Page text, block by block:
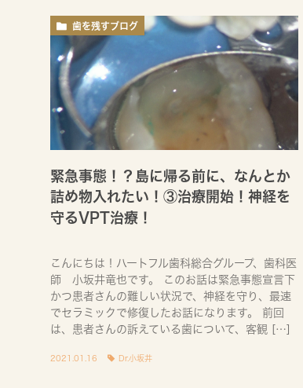
歯を残すブログ
緊急事態！？島に帰る前に、なんとか
詰め物入れたい！③治療開始！神経を
守るVPT治療！
こんにちは！ハートフル歯科総合グループ、歯科医
師 小坂井竜也です。 このお話は緊急事態宣言下
かつ患者さんの難しい状況で、神経を守り、最速
でセラミックで修復したお話になります。 前回
は、患者さんの訴えている歯について、客観 […]
2021.01.16 Dr.小坂井